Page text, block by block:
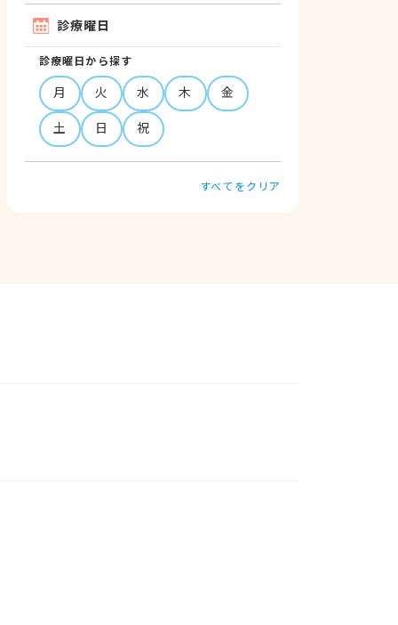
診療曜日
診療曜日から探す
月 火 水 木
金
土
日 祝
すべてをクリア